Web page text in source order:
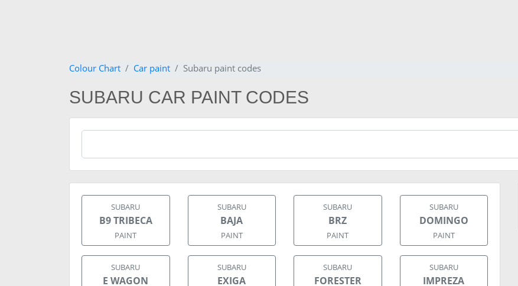
Colour Chart Car paint Subaru paint codes
SUBARU CAR PAINT CODES
SUBARU
B9 TRIBECA
PAINT
SUBARU
BAJA
PAINT
SUBARU
BRZ
PAINT
SUBARU
DOMINGO
PAINT
SUBARU
E WAGON
SUBARU
EXIGA
SUBARU
FORESTER
SUBARU
IMPREZA